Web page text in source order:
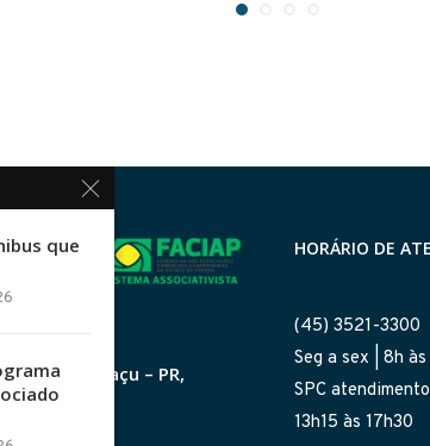
Foz do Iguaçu – PR,
HORÁRIO DE
(45) 3521-3300
Seg a sex | 8h
SPC
13h15 às 17h30
que